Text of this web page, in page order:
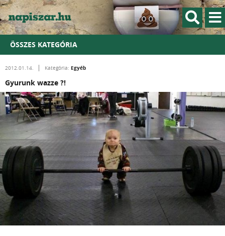
ÖSSZES KATEGÓRIA
2012.01.14. Kategória: Egyéb
Gyurunk wazze ?!